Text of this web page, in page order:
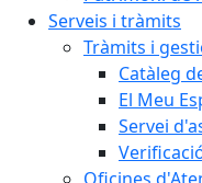
Serveis i tràmits
Tràmits i
Catàleg
El Meu
Servei